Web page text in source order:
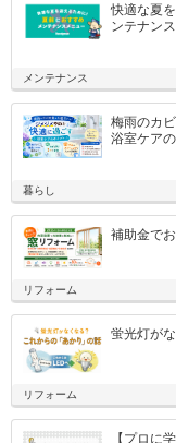
快適な夏
ンテナン
メンテナンス
梅雨のカ
浴室ケア
暮らし
補助金で
リフォーム
蛍光灯が
リフォーム
【プロに